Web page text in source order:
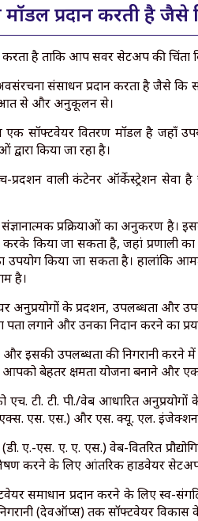
मॉडल प्रदान करती है जैसे
है ताकि आप सर्वर सेटअप की
संसाधन प्रदान करता है जैसे कि
से और अनुकूलन से।
सॉफ्टवेयर वितरण मॉडल है जहाँ
किया जा रहा है।
वाली कंटेनर ऑर्केस्ट्रेशन
संज्ञानात्मक प्रक्रियाओं का अनुकरण
करके किया जा सकता है, जहां
किया जा सकता है। हालांकि
है।
अनुप्रयोगों के प्रदर्शन, उपलब्धता और
लगाने और उनका निदान करने का
इसकी उपलब्धता की निगरानी
बेहतर क्षमता योजना बनाने और
टी. पी./वेब आधारित अनुप्रयोगों
(एक्स. एस. एस.) और एस. क्यू. एल.
ए.-एस. ए. ए. एस.) वेब-वितरित
करने के लिए आंतरिक हार्डवेयर
समाधान प्रदान करने के लिए स्व-
(देवऑप्स) तक सॉफ्टवेयर